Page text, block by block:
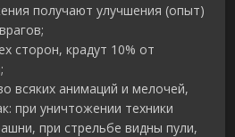
получают улучшения (опыт)
сторон, крадут 10% от
всяких анимаций и мелочей,
при уничтожении техники
при стрельбе видны пули,